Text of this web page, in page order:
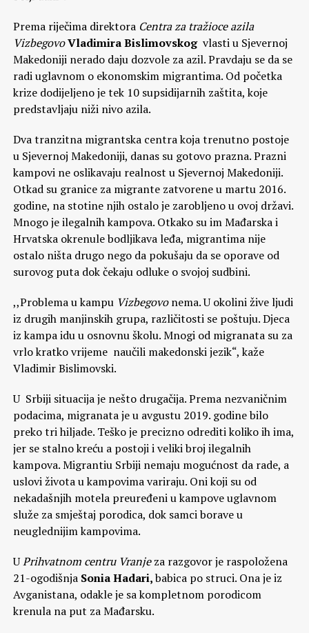
Prema riječima direktora Centra za tražioce azila
VizbegovoVladimira Bislimovskog vlasti u Sjevernoj
Makedoniji nerado daju dozvole za azil. Pravdaju se da se
radi uglavnom o ekonomskim migrantima. Od početka
krize dodijeljeno je tek 10 supsidijarnih zaštita, koje
predstavljaju niži nivo azila.
Dva tranzitna migrantska centra koja trenutno postoje
u Sjevernoj Makedoniji, danas su gotovo prazna. Prazni
kampovi ne oslikavaju realnost u Sjevernoj Makedoniji.
Otkad su granice za migrante zatvorene u martu 2016.
godine, na stotine njih ostalo je zarobljeno u ovoj državi.
Mnogo je ilegalnih kampova. Otkako su im Mađarska i
Hrvatska okrenule bodljikava leđa, migrantima nije
ostalo ništa drugo nego da pokušaju da se oporave od
surovog puta dok čekaju odluke o svojoj sudbini.
,,Problema u kampu Vizbegovonema. U okolini žive ljudi
iz drugih manjinskih grupa, različitosti se poštuju. Djeca
iz kampa idu u osnovnu školu. Mnogi od migranata su za
vrlo kratko vrijeme naučili makedonski jezik“, kaže
Vladimir Bislimovski.
U Srbiji situacija je nešto drugačija. Prema nezvaničnim
podacima, migranata je u avgustu 2019. godine bilo
preko tri hiljade. Teško je precizno odrediti koliko ih ima,
jer se stalno kreću a postoji i veliki broj ilegalnih
kampova. Migrantiu Srbiji nemaju mogućnost da rade, a
uslovi života u kampovima variraju. Oni koji su od
nekadašnjih motela preuređeni u kampove uglavnom
služe za smještaj porodica, dok samci borave u
neuglednijim kampovima.
UPrihvatnom centru Vranjeza razgovor je raspoložena
21-ogodišnja Sonia Hadari,babica po struci. Ona je iz
Avganistana, odakle je sa kompletnom porodicom
krenula na put za Mađarsku.